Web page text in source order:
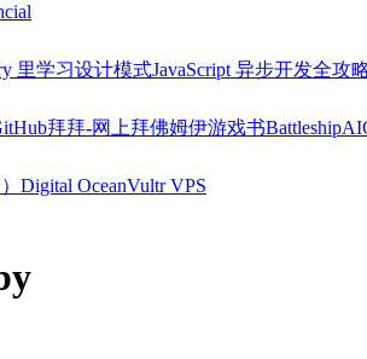
里学习设计模式JavaScript 异步开发全攻
拜拜-网上拜佛姆伊游戏书Battleship
Digital OceanVultr VPS